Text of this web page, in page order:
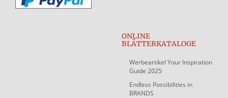
ONLINE
BLÄTTERKATALOGE
Werbeartikel Your Inspiration
Guide 2025
Endless Possibilities in
BRANDS